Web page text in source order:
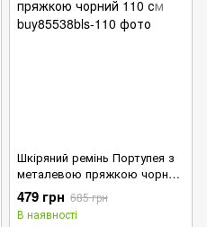
Шкіряний ремінь Портупея з
металевою пряжкою чорний
110 см
479 грн 685 грн
В наявності